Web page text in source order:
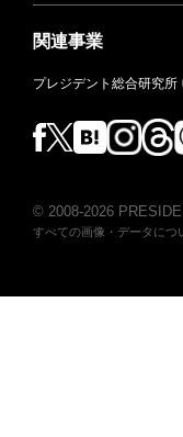
関連事業
プレジデント総合研究所
© 2008-2026
すべての画像・データにつ